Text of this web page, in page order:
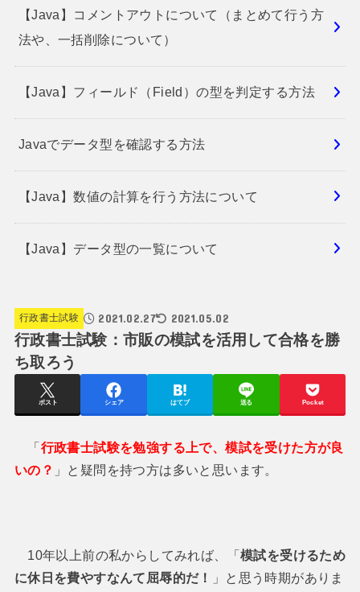
【Java】コメントアウトについて（まとめて行う方
法や、一括削除について）
【Java】フィールド（Field）の型を判定する方法
Javaでデータ型を確認する方法
【Java】数値の計算を行う方法について
【Java】データ型の一覧について
行政書士試験 2021.02.27 2021.05.02
行政書士試験：市販の模試を活用して合格を勝
ち取ろう
ポスト シェア はてブ 送る Pocket
「 行政書士試験を勉強する上で、模試を受けた方が良
いの？ 」と疑問を持つ方は多いと思います。
10年以上前の私からしてみれば、「 模試を受けるため
に休日を費やすなんて屈辱的だ！
」と思う時期がありま